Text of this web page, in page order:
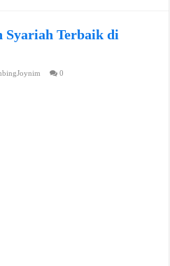
Syariah Terbaik di
0